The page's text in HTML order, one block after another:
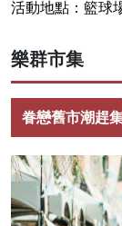
活動地點：籃球
樂群市集
眷戀舊市潮趕